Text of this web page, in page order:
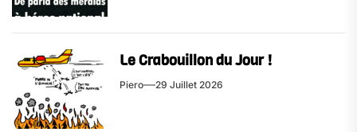
Le Crabouillon du Jour !
Piero 29 Juillet 2026